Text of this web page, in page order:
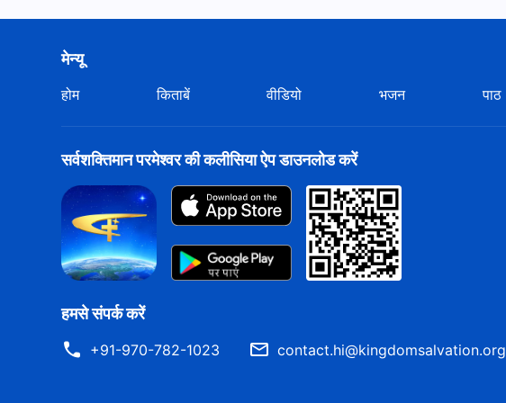
मेन्यू
होम किताबें वीडियो भजन पाठ
सर्वशक्तिमान परमेश्वर की कलीसिया ऐप डाउनलोड करें
हमसे संपर्क करें
+91-970-782-1023 contact.hi@kingdomsalvation.org